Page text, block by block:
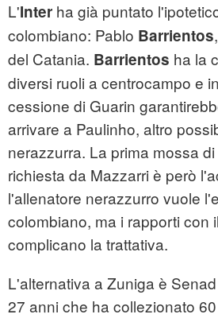
L'Inter ha già puntato
colombiano: Pablo Barrientos
del Catania. Barrientos ha la
diversi ruoli a centrocampo e
cessione di Guarin
arrivare a Paulinho, altro
nerazzurra. La prima mossa
richiesta da Mazzarri è però
l'allenatore nerazzurro vuole
colombiano, ma i rapporti con
complicano la trattativa.
L'alternativa a Zuniga è
27 anni che ha collezionato